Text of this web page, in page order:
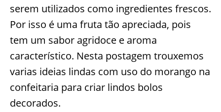
serem utilizados como ingredientes frescos.
Por isso é uma fruta tão apreciada, pois
tem um sabor agridoce e aroma
característico. Nesta postagem trouxemos
varias ideias lindas com uso do morango na
confeitaria para criar lindos bolos
decorados.